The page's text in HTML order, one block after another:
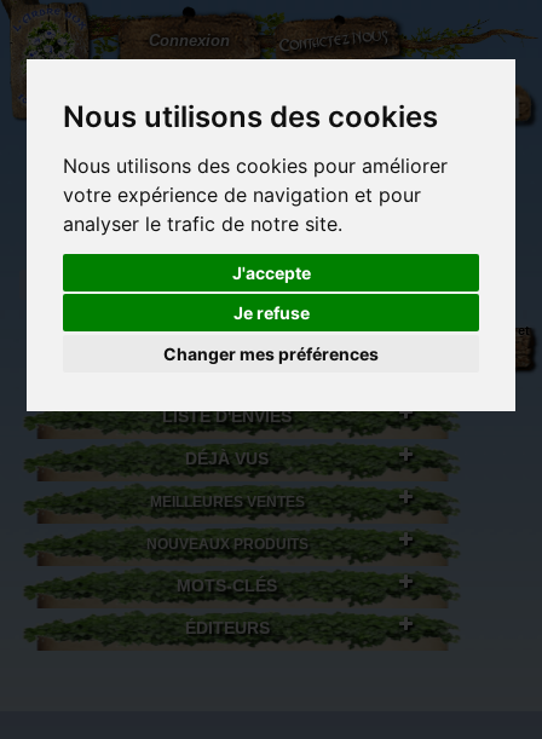
Nous utilisons des cookies
Nous utilisons des cookies pour améliorer
votre expérience de navigation et pour
analyser le trafic de notre site.
J'accepte
Je refuse
Changer mes préférences
L'Arbre
aux
100.000
Connexion Contactez-nous
(vide)
Librairie des
Carterie
originale
Activités
détente et jeux
Objets déco et
LISTE D'ENVIES
DÉJÀ VUS
MEILLEURES VENTES
NOUVEAUX PRODUITS
MOTS-CLÉS
ÉDITEURS